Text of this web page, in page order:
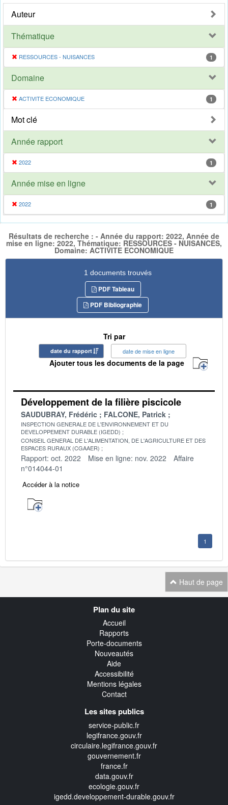
Auteur
Thématique
RESSOURCES - NUISANCES 1
Domaine
ACTIVITE ECONOMIQUE 1
Mot clé
Année rapport
2022 1
Année mise en ligne
2022 1
Résultats de recherche : - Année du rapport: 2022, Année de
mise en ligne: 2022, Thématique: RESSOURCES - NUISANCES,
Domaine: ACTIVITE ECONOMIQUE
1 documents trouvés
PDF Tableau
PDF Bibliographie
Tri par
date du rapport date de mise en ligne
Ajouter tous les documents de la page
Développement de la filière piscicole
SAUDUBRAY, Frédéric FALCONE, Patrick
INSPECTION GENERALE DE L'ENVIRONNEMENT ET DU
DEVELOPPEMENT DURABLE (IGEDD)
CONSEIL GENERAL DE L'ALIMENTATION, DE L'AGRICULTURE ET DES
ESPACES RURAUX (CGAAER)
Rapport: oct. 2022 Mise en ligne: nov. 2022
Affaire
n°014044-01
Accéder à la notice
1
Haut de page
Plan du site
Accueil
Rapports
Porte-documents
Nouveautés
Aide
Accessibilité
Mentions légales
Contact
Les sites publics
service-public.fr
legifrance.gouv.fr
circulaire.legifrance.gouv.fr
gouvernement.fr
france.fr
data.gouv.fr
ecologie.gouv.fr
igedd.developpement-durable.gouv.fr